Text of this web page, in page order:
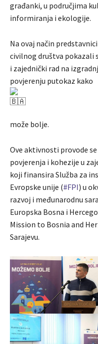
građanki, u područjima
informiranja i ekologije.
Na ovaj način
civilnog društva pokazali
i zajednički rad na
povjerenju putokaz kako
može bolje.
Ove aktivnosti provode
povjerenja i kohezije u
koji finansira Služba za
Evropske unije (#FPI) u
razvoj i međunarodnu
Europska Bosna i
Mission to Bosnia and
Sarajevu.